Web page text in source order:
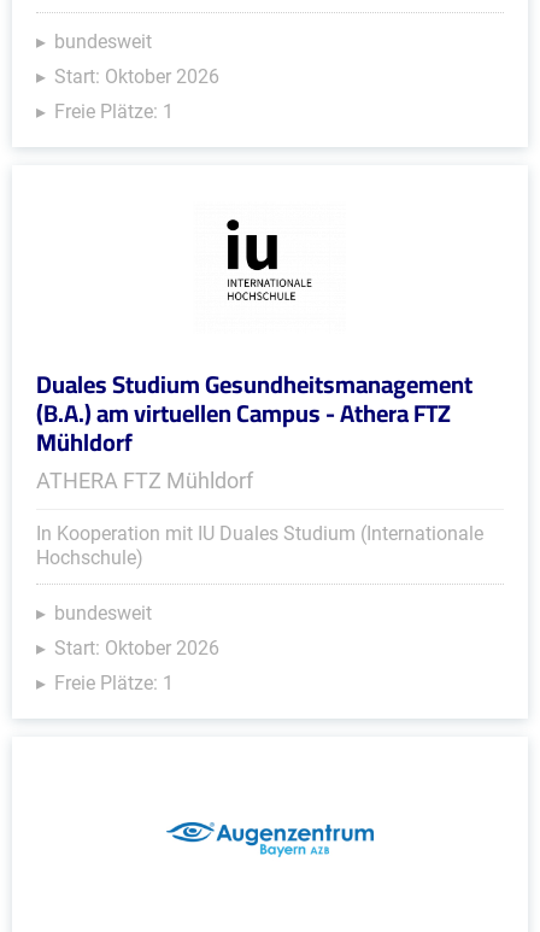
bundesweit
Start: Oktober 2026
Freie Plätze: 1
Duales Studium Gesundheitsmanagement
(B.A.) am virtuellen Campus - Athera FTZ
Mühldorf
ATHERA FTZ Mühldorf
In Kooperation mit IU Duales Studium (Internationale
Hochschule)
bundesweit
Start: Oktober 2026
Freie Plätze: 1